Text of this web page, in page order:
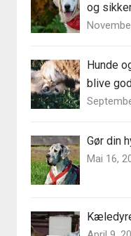
og
Hunde
blive
Gør din
Mai 16,